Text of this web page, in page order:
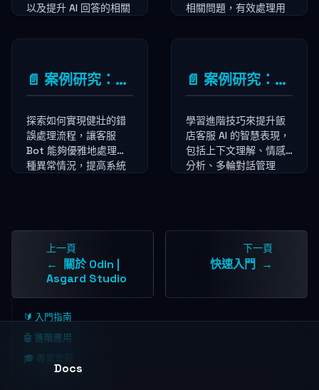
以及提升 AI 回答的相關
的企業知識助手。
相關問題，有效處理用
📄️ 案例研究：更有效地處理錯誤
探索如何實現健壯的錯
誤處理流程，讓客服
Bot 能夠優雅地處理各
種異常情況，提高系統
📄️ 案例研究：讓客服 AI 更聰明
學習進階技巧來提升飯
店客服 AI 的智慧表現，
包括上下文理解、情感
分析、多輪對話管理
上一頁
關於 Odin |
Asgard Studio
下一頁
快速入門
🔰 入門指南
🤖 進階應用
🎓 專業實戰
Docs